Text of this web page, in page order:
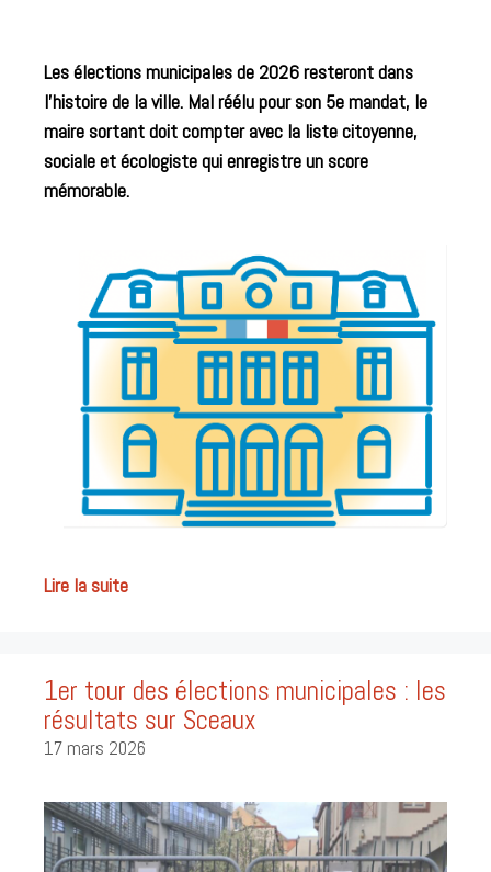
Les élections municipales de 2026 resteront dans
l’histoire de la ville. Mal réélu pour son 5e mandat, le
maire sortant doit compter avec la liste citoyenne,
sociale et écologiste qui enregistre un score
mémorable.
Lire la suite
1er tour des élections municipales : les
résultats sur Sceaux
17 mars 2026